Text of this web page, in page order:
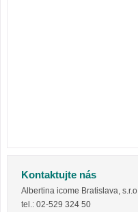
Kontaktujte nás
Albertina icome Bratislava, s.r.o.
tel.: 02-529 324 50